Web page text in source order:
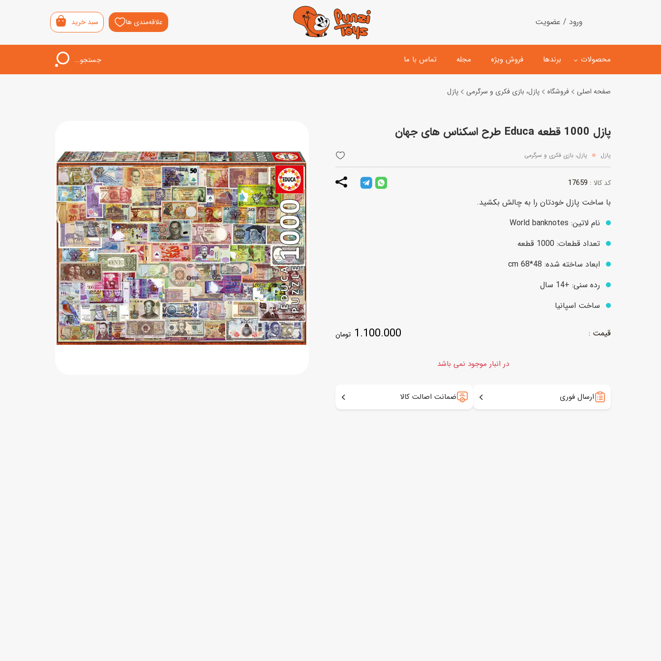
ورود / عضویت علاقه‌مندی ها سبد خرید
محصولات
اسباب‌بازی‌ ساختنی
اسباب‌بازی‌ مگنتی
ماشین مدل و کلکسیونی
ماشین اسباب بازی
هلیکوپتر و هواپیما
تفنگ آبپاش
لوپ‌کار و سه چرخه
توپ و وسایل بازی
بازی های آبی
اسباب بازی بادی
سیسمونی
عروسک پولیشی
عروسک مینیاتوری
لوازم گریم و آرایش کودک
کیف و کوله پشتی
چمدان کودک
قمقمه و ظرف غذا
جامدادی
کیف پول
اسباب‌بازی چوبی
سورپرایزی‌ها
ست‌های بازی
لوازم موسیقی
برندها فروش ویژه مجله تماس با ما جستجو...
صفحه اصلی فروشگاه پازل، بازی فکری و سرگرمی پازل
پازل 1000 قطعه Educa طرح اسکناس های جهان
پازل پازل، بازی فکری و سرگرمی
کد کالا : 17659
با ساخت پازل خودتان را به چالش بکشید.
نام لاتین: World banknotes
تعداد قطعات: 1000 قطعه
ابعاد ساخته شده: 48*cm 68
رده سنی: +14 سال
ساخت اسپانیا
1.100.000 تومان
در انبار موجود نمی باشد
ارسال فوری ضمانت اصالت کالا